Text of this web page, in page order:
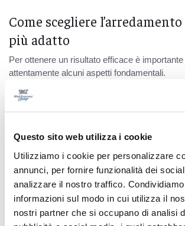
Questo sito web utilizza i cookie
Utilizziamo i cookie per personalizzare
annunci, per fornire funzionalità dei
analizzare il nostro traffico.
informazioni sul modo in cui utilizza il
nostri partner che si occupano di analisi
Come scegliere
più adatto
Per ottenere un risultato efficace è
attentamente alcuni aspetti fondamentali.
Studio dello spazio
Un’analisi accurata delle dimensioni e della
permette di scegliere i moduli più adatti e di
poco funzionali.
Definizione delle esigenze
Ogni casa ha necessità diverse. Numero di
quotidiane e stile di vita influenzano la scelta
modulare.